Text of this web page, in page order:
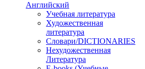
Английский
Учебная литература
Художественная
литература
Словари/DICTIONARIES
Нехудожественная
Литература